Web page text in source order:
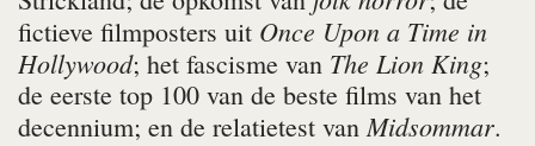
fictieve filmposters uit Once Upon a Time in
Hollywood; het fascisme van The Lion King;
de eerste top 100 van de beste films van het
decennium; en de relatietest vanMidsommar.